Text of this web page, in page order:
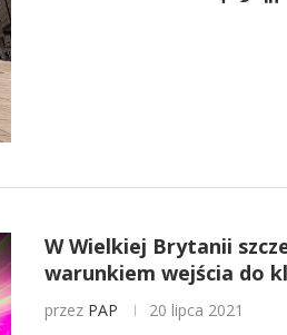
W Wielkiej Brytanii
warunkiem wejścia do
przez PAP 20 lipca 2021